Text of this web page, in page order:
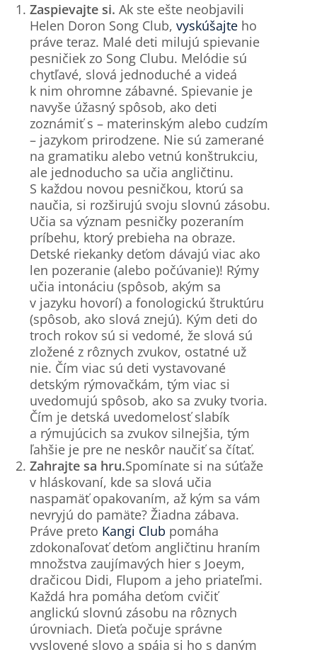
Zaspievajte si.Ak ste ešte neobjavili
Helen Doron Song Club,vyskúšajte ho
práve teraz. Malé deti milujú spievanie
pesničiek zo Song Clubu. Melódie sú
chytľavé, slová jednoduché a videá
k nim ohromne zábavné. Spievanie je
navyše úžasný spôsob, ako deti
zoznámiť s – materinským alebo cudzím
– jazykom prirodzene. Nie sú zamerané
na gramatiku alebo vetnú konštrukciu,
ale jednoducho sa učia angličtinu.
S každou novou pesničkou, ktorú sa
naučia, si rozširujú svoju slovnú zásobu.
Učia sa význam pesničky pozeraním
príbehu, ktorý prebieha na obraze.
Detské riekanky deťom dávajú viac ako
len pozeranie (alebo počúvanie)! Rýmy
učia intonáciu (spôsob, akým sa
v jazyku hovorí) a fonologickú štruktúru
(spôsob, ako slová znejú). Kým deti do
troch rokov sú si vedomé, že slová sú
zložené z rôznych zvukov, ostatné už
nie. Čím viac sú deti vystavované
detským rýmovačkám, tým viac si
uvedomujú spôsob, ako sa zvuky tvoria.
Čím je detská uvedomelosť slabík
a rýmujúcich sa zvukov silnejšia, tým
ľahšie je pre ne neskôr naučiť sa čítať.
Zahrajte sa hru.Spomínate si na súťaže
v hláskovaní, kde sa slová učia
naspamäť opakovaním, až kým sa vám
nevryjú do pamäte? Žiadna zábava.
Práve preto Kangi Club pomáha
zdokonaľovať deťom angličtinu hraním
množstva zaujímavých hier s Joeym,
dračicou Didi, Flupom a jeho priateľmi.
Každá hra pomáha deťom cvičiť
anglickú slovnú zásobu na rôznych
úrovniach. Dieťa počuje správne
vyslovené slovo a spája si ho s daným